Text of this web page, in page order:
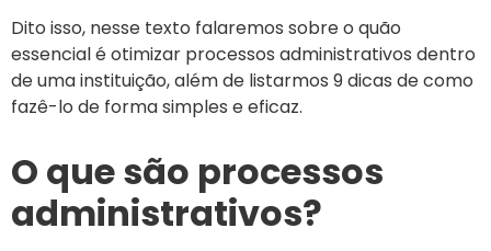
Dito isso, nesse texto falaremos sobre o quão
essencial é otimizar processos administrativos dentro
de uma instituição, além de listarmos 9 dicas de como
fazê-lo de forma simples e eficaz.
O que são processos
administrativos?